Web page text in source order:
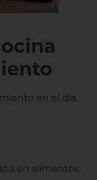
en el día
en alimentos.